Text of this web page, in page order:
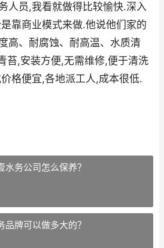
人员,我看就做得比较愉快.深入
靠商业模式来做.他说他们家的
高、耐腐蚀、耐高温、水质清
苔,安装方便,无需维修,便于清洗
格便宜,各地派工人,成本很低.
务公司怎么保养？
牌可以做多大的？